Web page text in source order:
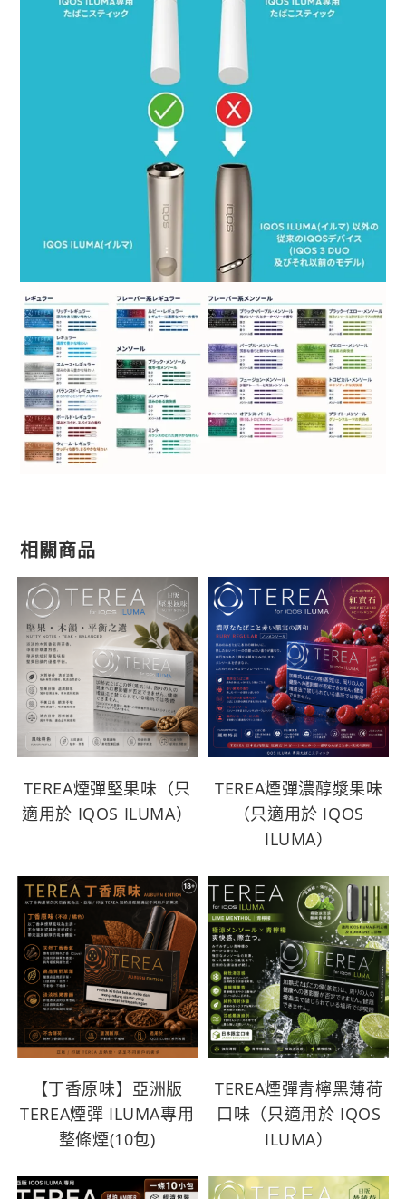
相關商品
TEREA煙彈堅果味（只
適用於 IQOS ILUMA）
TEREA煙彈濃醇漿果味
（只適用於 IQOS
ILUMA）
【丁香原味】亞洲版
TEREA煙彈 ILUMA專用
整條煙(10包)
TEREA煙彈青檸黑薄荷
口味（只適用於 IQOS
ILUMA）